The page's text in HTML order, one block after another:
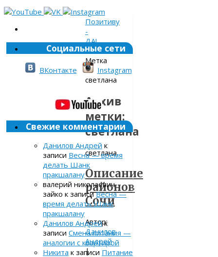
Позитиву
-
ДА!
»
Метка
»
светлана
Архив
метки:
светлана
светлана
Описание
районов
Сочи
Автор:
Данилов
Андрей
|
Социальные сети
ВКонтакте Instagram
Свежие комментарии
Данилов Андрей к
записи Весна — время
делать Шанк
пракшалану
валерий николаевич
зайко к записиВесна —
время делать Шанк
пракшалану
Данилов Андрейк
записи Смена питания —
аналогии с квартирой
Никита к записи Питание